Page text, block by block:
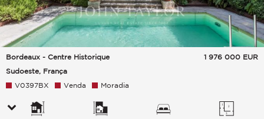
Bordeaux - Centre Historique
Sudoeste, França
1 976 000 EUR
V0397BX Venda Moradia